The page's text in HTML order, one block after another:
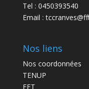
Tel : 0450393540
Email :
Nos liens
Nos coordonnées
TENUP
FFT